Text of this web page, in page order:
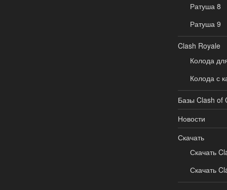
Ратуша 8
Ратуша 9
Clash Royale
Колода
Колода с
Базы Clash of
Новости
Скачать
Скачать
Скачать